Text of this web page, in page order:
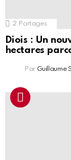
2 Partages
Diois : Un
hectares
Par Guillaume